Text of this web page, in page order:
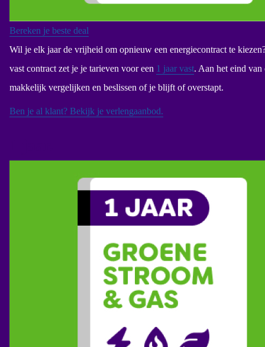
Bereken je beste deal
Wil je elk jaar de vrijheid om opnieuw een energiecontract te
vast contract zet je je tarieven voor een 1 jaar vast. Aan het eind van
makkelijk vergelijken en beslissen of je blijft of overstapt.
Ben je al klant? Bekijk je verlengaanbod.